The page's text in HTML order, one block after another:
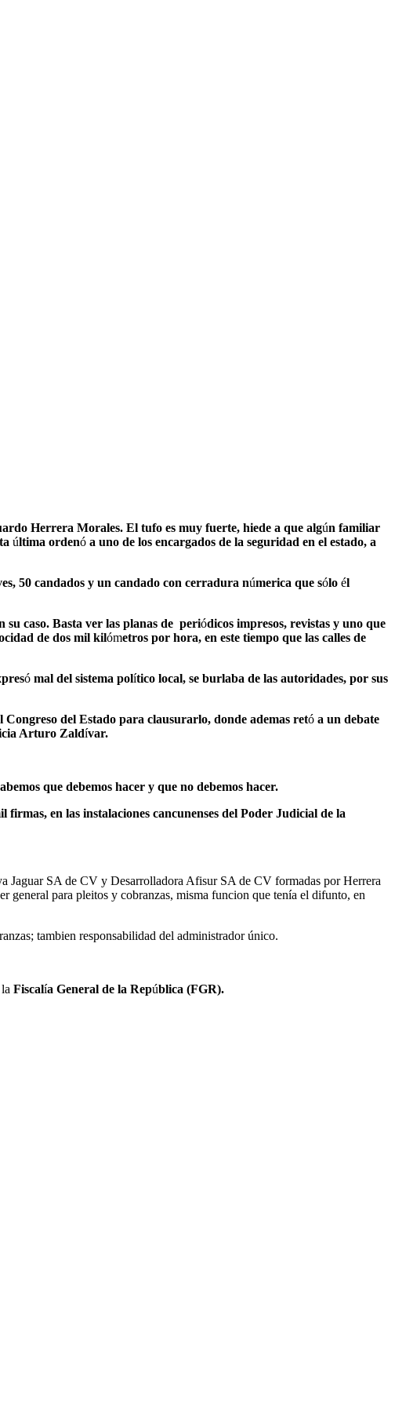
Herrera Morales. El tufo es muy fuerte, hiede a que algún familiar
última ordenó a uno de los encargados de la seguridad en el estado, a
50 candados y un candado con cerradura númerica que sólo él
caso. Basta ver las planas de periódicos impresos, revistas y uno que
de dos mil kilómetros por hora, en este tiempo que las calles de
ó mal del sistema político local, se burlaba de las autoridades, por sus
del Estado para clausurarlo, donde ademas retó a un debate
Arturo Zaldívar.
que debemos hacer y que no debemos hacer.
firmas, en las instalaciones cancunenses del Poder Judicial de la
Jaguar SA de CV y Desarrolladora Afisur SA de CV formadas por Herrera
general para pleitos y cobranzas, misma funcion que tenía el difunto, en
tambien responsabilidad del administrador único.
Fiscalía General de la República (FGR).